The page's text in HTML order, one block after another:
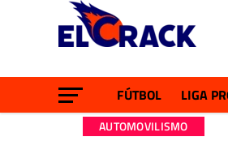
FÚTBOL LIGA
AUTOMOVILISMO